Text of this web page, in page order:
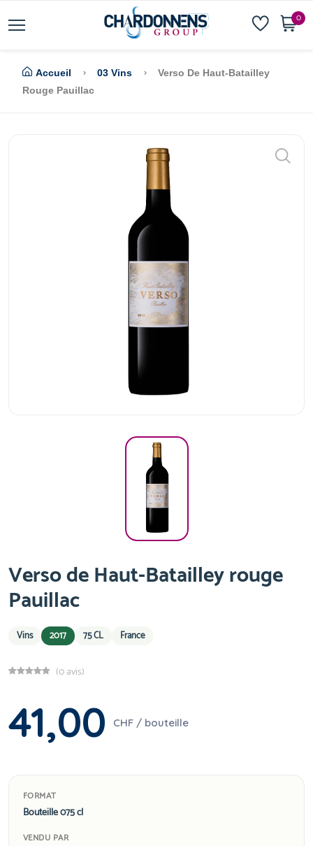
0
Accueil 03 Vins
Verso De Haut-Batailley
Rouge Pauillac
Verso de Haut-Batailley rouge
Pauillac
Vins 2017 75 CL France
(0 avis)
41,00 CHF / bouteille
FORMAT
Bouteille 075 cl
VENDU PAR